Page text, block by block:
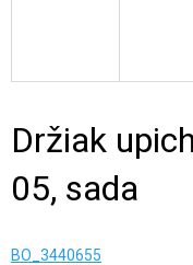
Držiak
05, sada
BO_3440655